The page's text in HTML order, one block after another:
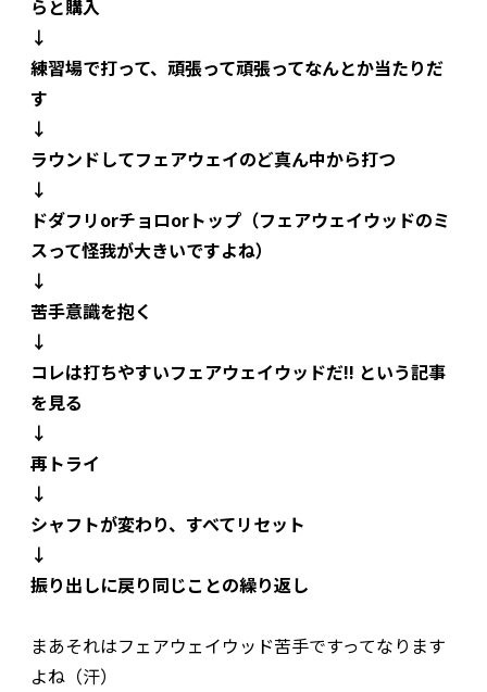
らと購入
↓
練習場で打って、頑張って頑張ってなんとか当たりだ
す
↓
ラウンドしてフェアウェイのど真ん中から打つ
↓
ドダフリorチョロorトップ（フェアウェイウッドのミ
スって怪我が大きいですよね）
↓
苦手意識を抱く
↓
コレは打ちやすいフェアウェイウッドだ!! という記事
を見る
↓
再トライ
↓
シャフトが変わり、すべてリセット
↓
振り出しに戻り同じことの繰り返し
まあそれはフェアウェイウッド苦手ですってなります
よね（汗）